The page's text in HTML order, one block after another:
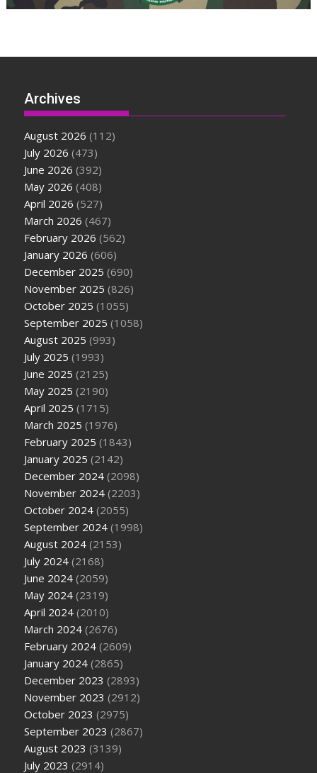
Archives
August 2026 (112)
July 2026 (473)
June 2026 (392)
May 2026 (408)
April 2026 (527)
March 2026 (467)
February 2026 (562)
January 2026 (606)
December 2025 (690)
November 2025 (826)
October 2025 (1055)
September 2025 (1058)
August 2025 (993)
July 2025 (1993)
June 2025 (2125)
May 2025 (2190)
April 2025 (1715)
March 2025 (1976)
February 2025 (1843)
January 2025 (2142)
December 2024 (2098)
November 2024 (2203)
October 2024 (2055)
September 2024 (1998)
August 2024 (2153)
July 2024 (2168)
June 2024 (2059)
May 2024 (2319)
April 2024 (2010)
March 2024 (2676)
February 2024 (2609)
January 2024 (2865)
December 2023 (2893)
November 2023 (2912)
October 2023 (2975)
September 2023 (2867)
August 2023 (3139)
July 2023 (2914)